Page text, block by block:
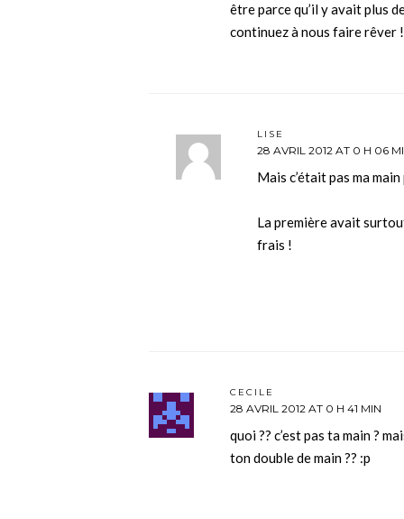
être parce qu’il y avait plus
continuez à nous faire rêver !
LISE
28 AVRIL 2012 AT 0 H 06
Mais c’était pas ma
La première avait
frais !
CECILE
28 AVRIL 2012 AT 0 H 41 MIN
quoi ?? c’est pas ta main ?
ton double de main ?? :p